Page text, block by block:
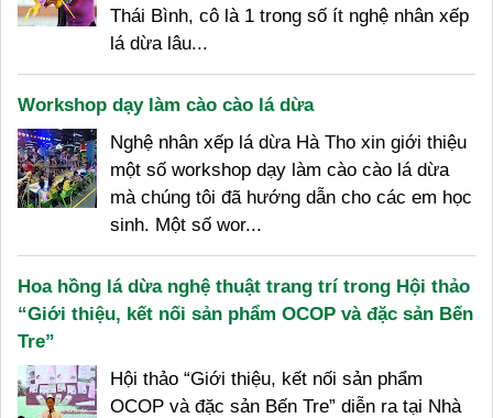
Thái Bình, cô là 1 trong số ít nghệ nhân xếp
lá dừa lâu...
Workshop dạy làm cào cào lá dừa
Nghệ nhân xếp lá dừa Hà Tho xin giới thiệu
một số workshop dạy làm cào cào lá dừa
mà chúng tôi đã hướng dẫn cho các em học
sinh. Một số wor...
Hoa hồng lá dừa nghệ thuật trang trí trong Hội thảo
“Giới thiệu, kết nối sản phẩm OCOP và đặc sản Bến
Tre”
Hội thảo “Giới thiệu, kết nối sản phẩm
OCOP và đặc sản Bến Tre” diễn ra tại Nhà